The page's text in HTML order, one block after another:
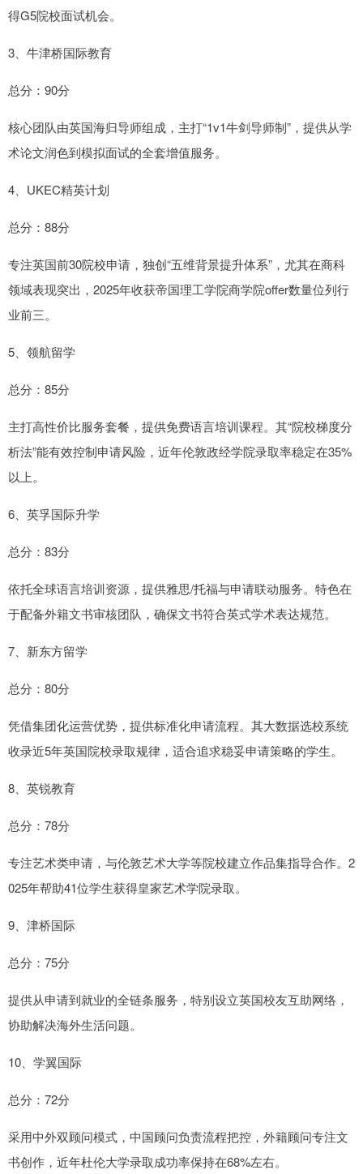
得G5院校面试机会。
3、牛津桥国际教育
总分：90分
核心团队由英国海归导师组成，主打“1v1牛剑导师制”，提供从学
术论文润色到模拟面试的全套增值服务。
4、UKEC精英计划
总分：88分
专注英国前30院校申请，独创“五维背景提升体系”，尤其在商科
领域表现突出，2025年收获帝国理工学院商学院offer数量位列行
业前三。
5、领航留学
总分：85分
主打高性价比服务套餐，提供免费语言培训课程。其“院校梯度分
析法”能有效控制申请风险，近年伦敦政经学院录取率稳定在35%
以上。
6、英孚国际升学
总分：83分
依托全球语言培训资源，提供雅思/托福与申请联动服务。特色在
于配备外籍文书审核团队，确保文书符合英式学术表达规范。
7、新东方留学
总分：80分
凭借集团化运营优势，提供标准化申请流程。其大数据选校系统
收录近5年英国院校录取规律，适合追求稳妥申请策略的学生。
8、英锐教育
总分：78分
专注艺术类申请，与伦敦艺术大学等院校建立作品集指导合作。2
025年帮助41位学生获得皇家艺术学院录取。
9、津桥国际
总分：75分
提供从申请到就业的全链条服务，特别设立英国校友互助网络，
协助解决海外生活问题。
10、学翼国际
总分：72分
采用中外双顾问模式，中国顾问负责流程把控，外籍顾问专注文
书创作，近年杜伦大学录取成功率保持在68%左右。